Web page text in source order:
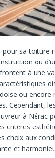
pour sa toiture
ou
à une
ou encore
Cependant,
à Nérac
critères
choix aux
et